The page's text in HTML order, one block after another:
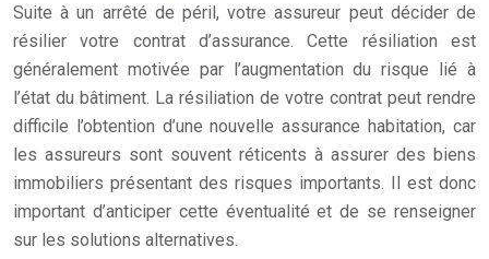
Suite à un arrêté de péril, votre assureur peut décider de
résilier votre contrat d’assurance. Cette résiliation est
généralement motivée par l’augmentation du risque lié à
l’état du bâtiment. La résiliation de votre contrat peut rendre
difficile l’obtention d’une nouvelle assurance habitation, car
les assureurs sont souvent réticents à assurer des biens
immobiliers présentant des risques importants. Il est donc
important d’anticiper cette éventualité et de se renseigner
sur les solutions alternatives.